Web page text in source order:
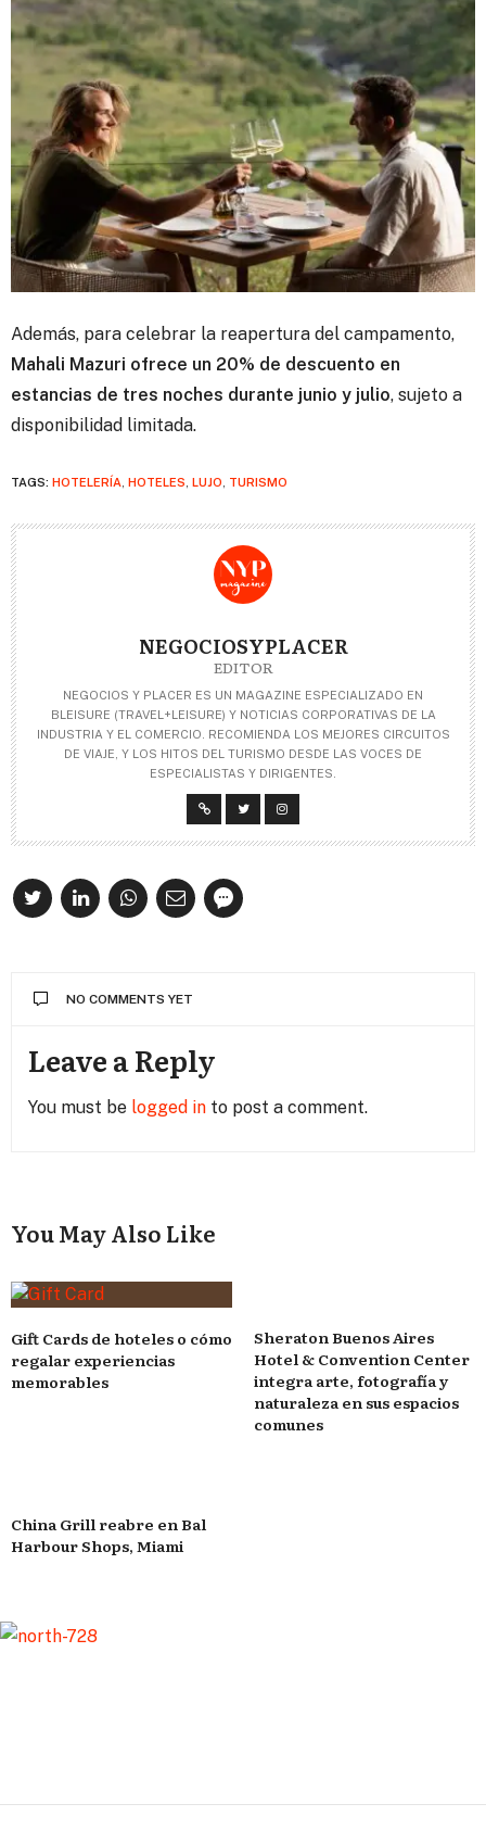
Además, para celebrar la reapertura del campamento,
Mahali Mazuri ofrece un 20% de descuento en
estancias de tres noches durante junio y julio, sujeto a
disponibilidad limitada.
TAGS: HOTELERÍA HOTELES LUJO TURISMO
NEGOCIOSYPLACER
EDITOR
NEGOCIOS Y PLACER ES UN MAGAZINE ESPECIALIZADO EN
BLEISURE (TRAVEL+LEISURE) Y NOTICIAS CORPORATIVAS DE LA
INDUSTRIA Y EL COMERCIO. RECOMIENDA LOS MEJORES CIRCUITOS
DE VIAJE, Y LOS HITOS DEL TURISMO DESDE LAS VOCES DE
ESPECIALISTAS Y DIRIGENTES.
NO COMMENTS YET
Leave a Reply
You must be logged in to post a comment.
You May Also Like
Gift Cards de hoteles o cómo
regalar experiencias
memorables
Sheraton Buenos Aires
Hotel & Convention Center
integra arte, fotografía y
naturaleza en sus espacios
comunes
China Grill reabre en Bal
Harbour Shops, Miami